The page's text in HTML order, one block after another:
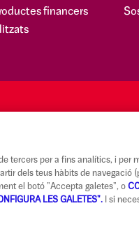
financers
tercers per a fins analítics, i per
dels teus hàbits de navegació
el botó "Accepta galetes", o
LES GALETES". I si